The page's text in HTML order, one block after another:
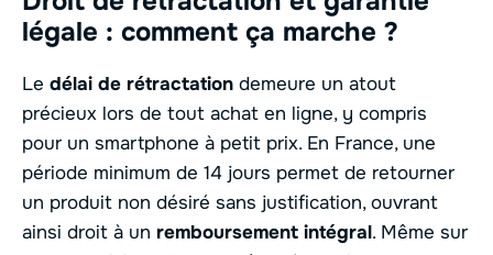
légale : comment ça marche ?
Le délai de rétractation demeure un atout
précieux lors de tout achat en ligne, y compris
pour un smartphone à petit prix. En France, une
période minimum de 14 jours permet de retourner
un produit non désiré sans justification, ouvrant
ainsi droit à un remboursement intégral. Même sur